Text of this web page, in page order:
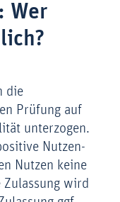
Wer
die
Prüfung auf
unterzogen.
Nutzen-
Nutzen keine
wird